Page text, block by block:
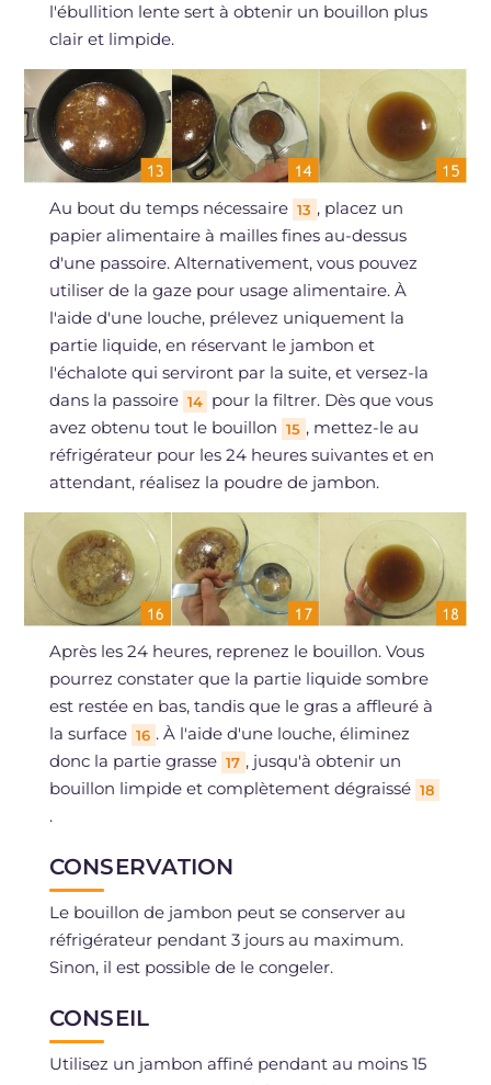
l'ébullition lente sert à obtenir un bouillon plus
clair et limpide.
Au bout du temps nécessaire 13 , placez un
papier alimentaire à mailles fines au-dessus
d'une passoire. Alternativement, vous pouvez
utiliser de la gaze pour usage alimentaire. À
l'aide d'une louche, prélevez uniquement la
partie liquide, en réservant le jambon et
l'échalote qui serviront par la suite, et versez-la
dans la passoire 14 pour la filtrer. Dès que vous
avez obtenu tout le bouillon 15 , mettez-le au
réfrigérateur pour les 24 heures suivantes et en
attendant, réalisez la poudre de jambon.
Après les 24 heures, reprenez le bouillon. Vous
pourrez constater que la partie liquide sombre
est restée en bas, tandis que le gras a affleuré à
la surface 16 . À l'aide d'une louche, éliminez
donc la partie grasse 17 , jusqu'à obtenir un
bouillon limpide et complètement dégraissé 18
.
CONSERVATION
Le bouillon de jambon peut se conserver au
réfrigérateur pendant 3 jours au maximum.
Sinon, il est possible de le congeler.
CONSEIL
Utilisez un jambon affiné pendant au moins 15